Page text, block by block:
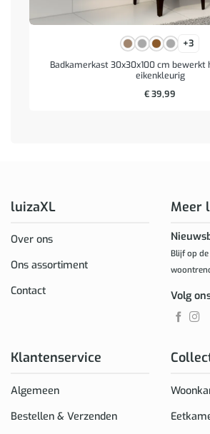
+3
Badkamerkast 30x30x100 cm
eikenkleurig
€39,99
luizaXL
Over ons
Ons assortiment
Contact
Klantenservice
Algemeen
Bestellen & Verzenden
Meer
Blijf op
Volg